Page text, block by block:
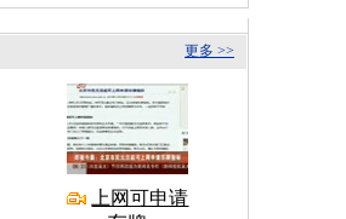
更多 >>
上网可申请